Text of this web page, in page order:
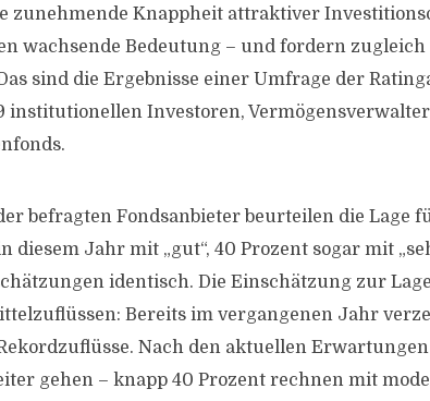
zunehmende Knappheit attraktiver
wachsende Bedeutung – und fordern
sind die Ergebnisse einer Umfrage der
institutionellen Investoren,
befragten Fondsanbieter beurteilen die Lage
diesem Jahr mit „gut“, 40 Prozent sogar mit
identisch. Die Einschätzung zur
Bereits im vergangenen Jahr
Nach den aktuellen
gehen – knapp 40 Prozent rechnen mit